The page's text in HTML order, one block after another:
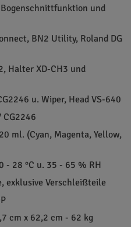
und
BN2 Utility, Roland DG
Halter XD-CH3 und
u. Wiper, Head VS-640
CG2246
ml. (Cyan, Magenta, Yellow,
- 28 °C u. 35 - 65 % RH
exklusive Verschleißteile
cm x 62,2 cm - 62 kg